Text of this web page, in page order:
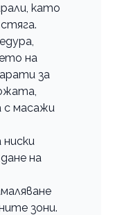
като
на
за
с масажи
ниски
на
зони.